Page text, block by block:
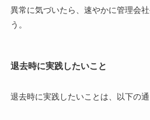
異常に気づいたら、速やかに管理会
う。
退去時に実践したいこと
退去時に実践したいことは、以下の通